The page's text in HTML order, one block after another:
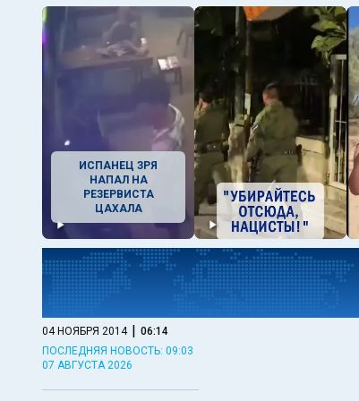
ИСПАНЕЦ ЗРЯ
НАПАЛ НА
РЕЗЕРВИСТА
ЦАХАЛА
04 НОЯБРЯ 2014 | 06:14
ПОСЛЕДНЯЯ НОВОСТЬ: 09:03
07 АВГУСТА 2026